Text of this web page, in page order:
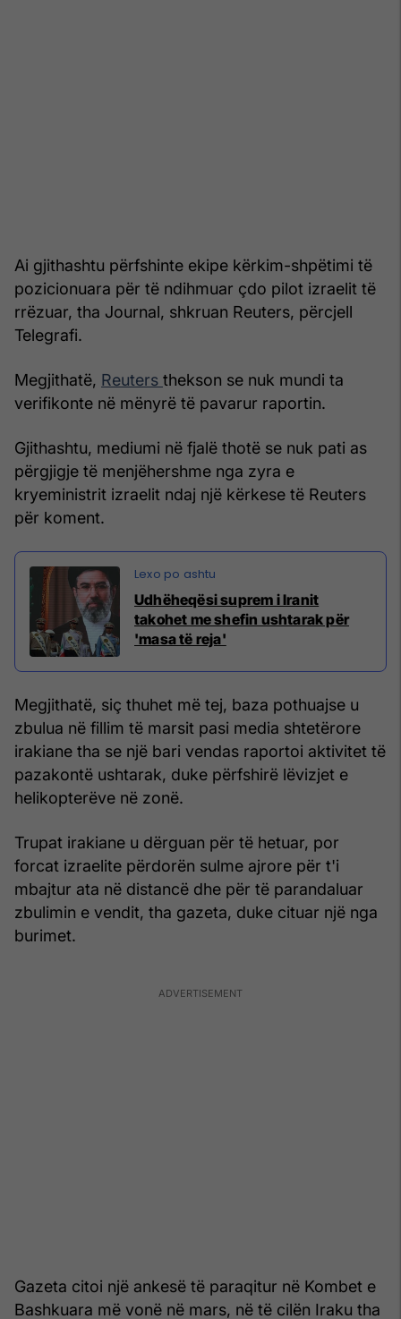
Ai gjithashtu përfshinte ekipe kërkim-shpëtimi të
pozicionuara për të ndihmuar çdo pilot izraelit të
rrëzuar, tha Journal, shkruan Reuters, përcjell
Telegrafi.
Megjithatë, Reuters thekson se nuk mundi ta
verifikonte në mënyrë të pavarur raportin.
Gjithashtu, mediumi në fjalë thotë se nuk pati as
përgjigje të menjëhershme nga zyra e
kryeministrit izraelit ndaj një kërkese të Reuters
për koment.
Udhëheqësi suprem i Iranit
takohet me shefin ushtarak për
'masa të reja'
Megjithatë, siç thuhet më tej, baza pothuajse u
zbulua në fillim të marsit pasi media shtetërore
irakiane tha se një bari vendas raportoi aktivitet të
pazakontë ushtarak, duke përfshirë lëvizjet e
helikopterëve në zonë.
Trupat irakiane u dërguan për të hetuar, por
forcat izraelite përdorën sulme ajrore për t'i
mbajtur ata në distancë dhe për të parandaluar
zbulimin e vendit, tha gazeta, duke cituar një nga
burimet.
Gazeta citoi një ankesë të paraqitur në Kombet e
Bashkuara më vonë në mars, në të cilën Iraku tha